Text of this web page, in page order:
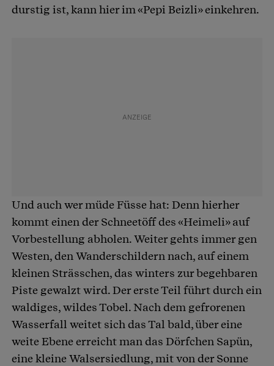
durstig ist, kann hier im «Pepi Beizli» einkehren.
Und auch wer müde Füsse hat: Denn hierher
kommt einen der Schneetöff des «Heimeli» auf
Vorbestellung abholen. Weiter gehts immer gen
Westen, den Wanderschildern nach, auf einem
kleinen Strässchen, das winters zur begehbaren
Piste gewalzt wird. Der erste Teil führt durch ein
waldiges, wildes Tobel. Nach dem gefrorenen
Wasserfall weitet sich das Tal bald, über eine
weite Ebene erreicht man das Dörfchen Sapün,
eine kleine Walsersiedlung, mit von der Sonne